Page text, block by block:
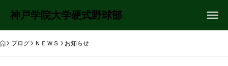
神戸学院大学硬式野球部
ブログ ＮＥＷＳ お知らせ